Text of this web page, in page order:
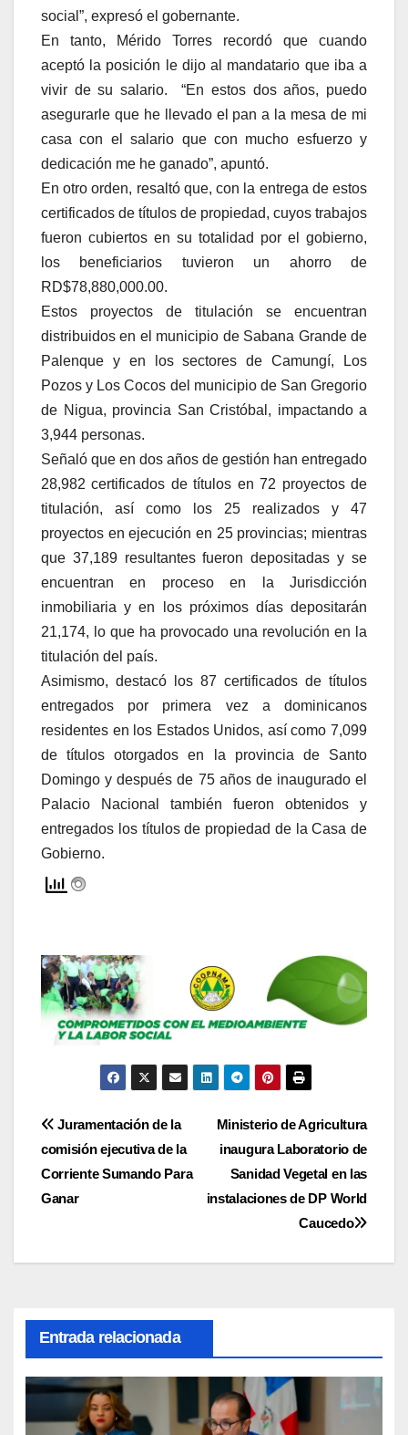
social”, expresó el gobernante.
En tanto, Mérido Torres recordó que cuando
aceptó la posición le dijo al mandatario que iba a
vivir de su salario. “En estos dos años, puedo
asegurarle que he llevado el pan a la mesa de mi
casa con el salario que con mucho esfuerzo y
dedicación me he ganado”, apuntó.
En otro orden, resaltó que, con la entrega de estos
certificados de títulos de propiedad, cuyos trabajos
fueron cubiertos en su totalidad por el gobierno,
los beneficiarios tuvieron un ahorro de
RD$78,880,000.00.
Estos proyectos de titulación se encuentran
distribuidos en el municipio de Sabana Grande de
Palenque y en los sectores de Camungí, Los
Pozos y Los Cocos del municipio de San Gregorio
de Nigua, provincia San Cristóbal, impactando a
3,944 personas.
Señaló que en dos años de gestión han entregado
28,982 certificados de títulos en 72 proyectos de
titulación, así como los 25 realizados y 47
proyectos en ejecución en 25 provincias; mientras
que 37,189 resultantes fueron depositadas y se
encuentran en proceso en la Jurisdicción
inmobiliaria y en los próximos días depositarán
21,174, lo que ha provocado una revolución en la
titulación del país.
Asimismo, destacó los 87 certificados de títulos
entregados por primera vez a dominicanos
residentes en los Estados Unidos, así como 7,099
de títulos otorgados en la provincia de Santo
Domingo y después de 75 años de inaugurado el
Palacio Nacional también fueron obtenidos y
entregados los títulos de propiedad de la Casa de
Gobierno.
Navegación
de
entradas
Ministerio de Agricultura
inaugura Laboratorio de
Sanidad Vegetal en las
instalaciones de DP World
Caucedo
Juramentación de la
comisión ejecutiva de la
Corriente Sumando Para
Ganar
Entrada relacionada